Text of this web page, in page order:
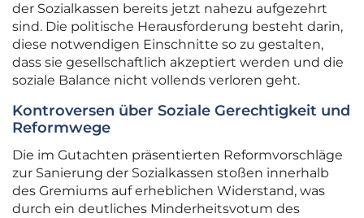
der Sozialkassen bereits jetzt nahezu aufgezehrt
sind. Die politische Herausforderung besteht darin,
diese notwendigen Einschnitte so zu gestalten,
dass sie gesellschaftlich akzeptiert werden und die
soziale Balance nicht vollends verloren geht.
Kontroversen über Soziale Gerechtigkeit und
Reformwege
Die im Gutachten präsentierten Reformvorschläge
zur Sanierung der Sozialkassen stoßen innerhalb
des Gremiums auf erheblichen Widerstand, was
durch ein deutliches Minderheitsvotum des